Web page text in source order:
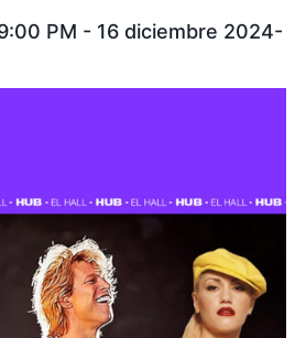
PM - 16 diciembre 2024-